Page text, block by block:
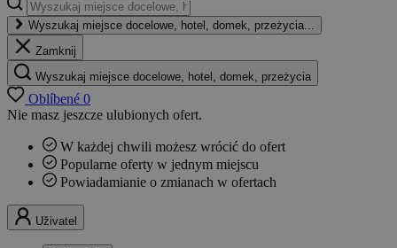
Wyszukaj miejsce docelowe, hotel, domek, przeżycia...
Zamknij
Wyszukaj miejsce docelowe, hotel, domek, przeżycia
Oblíbené 0
Nie masz jeszcze ulubionych ofert.
W każdej chwili możesz wrócić do ofert
Popularne oferty w jednym miejscu
Powiadamianie o zmianach w ofertach
Uživatel